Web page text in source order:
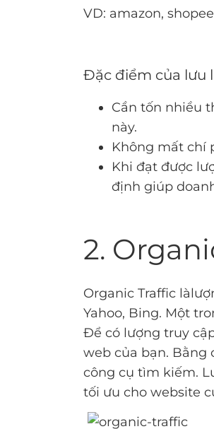
VD: amazon,
Đặc điểm của lưu
Cần tốn nhiều
này.
Không mất chí
Khi đạt được
định giúp
2.
Organic Traffic
Yahoo, Bing. Một
Để có lượng truy
web của bạn. Bằng
công cụ tìm kiếm.
tối ưu cho website